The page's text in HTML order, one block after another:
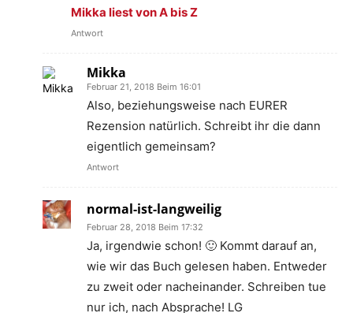
Mikka liest von A bis Z
Antwort
Mikka
Februar 21, 2018 Beim 16:01
Also, beziehungsweise nach EURER
Rezension natürlich. Schreibt ihr die dann
eigentlich gemeinsam?
Antwort
normal-ist-langweilig
Februar 28, 2018 Beim 17:32
Ja, irgendwie schon! 🙂 Kommt darauf an,
wie wir das Buch gelesen haben. Entweder
zu zweit oder nacheinander. Schreiben tue
nur ich, nach Absprache! LG